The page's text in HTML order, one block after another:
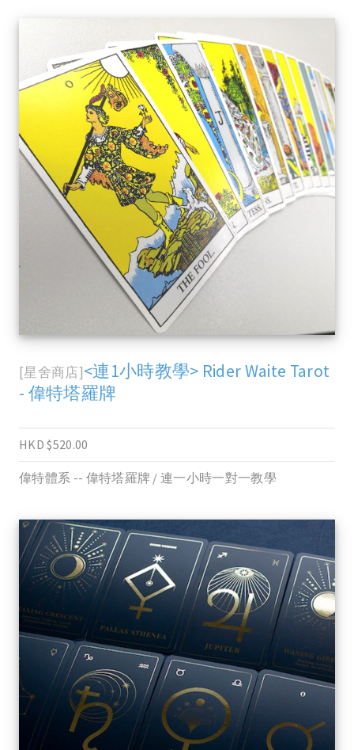
[星舍商店]<連1小時教學> Rider Waite Tarot
- 偉特塔羅牌
HKD $520.00
偉特體系 -- 偉特塔羅牌 / 連一小時一對一教學